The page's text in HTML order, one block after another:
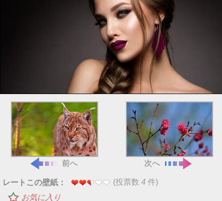
前へ 次へ
レートこの壁紙： (投票数 4 件)
お気に入り